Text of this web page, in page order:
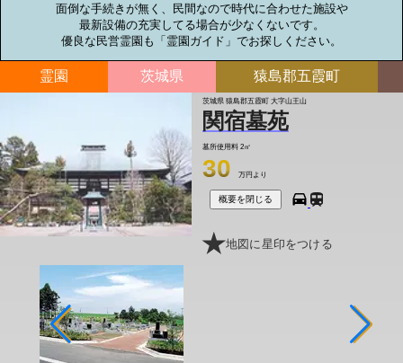
面倒な手続きが無く、民間なので時代に合わせた施設や
最新設備の充実してる場合が少なくないです。
優良な民営霊園も「霊園ガイド」でお探しください。
霊園 茨城県 猿島郡五霞町
茨城県 猿島郡五霞町 大字山王山
関宿墓苑
墓所使用料 2㎡
30 万円より
概要を閉じる
地図に星印をつける